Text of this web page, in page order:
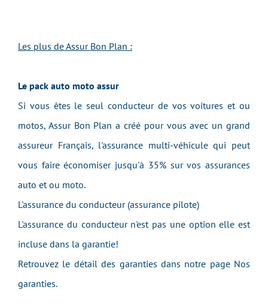
Les plus de Assur Bon Plan :
Le pack auto moto assur
Si vous êtes le seul conducteur de vos voitures et ou
motos, Assur Bon Plan a créé pour vous avec un grand
assureur Français, l'assurance multi-véhicule qui peut
vous faire économiser jusqu'à 35% sur vos assurances
auto et ou moto.
L'assurance du conducteur (assurance pilote)
L'assurance du conducteur n'est pas une option elle est
incluse dans la garantie!
Retrouvez le détail des garanties dans notre page Nos
garanties.